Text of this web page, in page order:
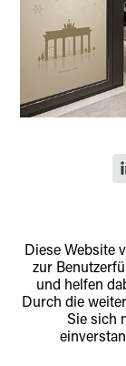
Diese Website
zur
und helfen
Durch die
Sie sich